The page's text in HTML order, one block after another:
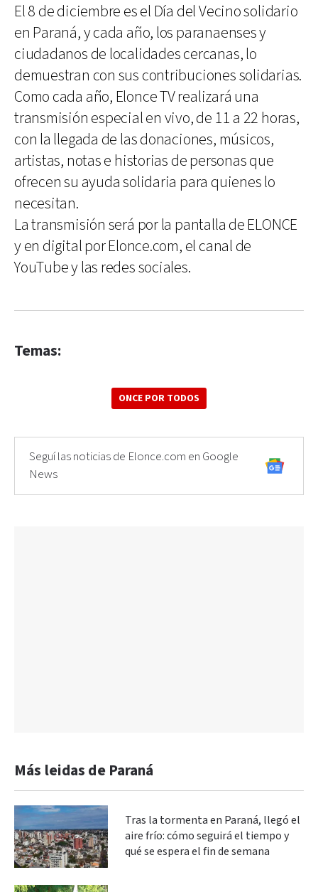
El 8 de diciembre es el Día del Vecino solidario
en Paraná, y cada año, los paranaenses y
ciudadanos de localidades cercanas, lo
demuestran con sus contribuciones solidarias.
Como cada año, Elonce TV realizará una
transmisión especial en vivo, de 11 a 22 horas,
con la llegada de las donaciones, músicos,
artistas, notas e historias de personas que
ofrecen su ayuda solidaria para quienes lo
necesitan.
La transmisión será por la pantalla de ELONCE
y en digital por Elonce.com, el canal de
YouTube y las redes sociales.
Temas:
ONCE POR TODOS
Seguí las noticias de Elonce.com en Google
News
Más leidas de Paraná
Tras la tormenta en Paraná, llegó el
aire frío: cómo seguirá el tiempo y
qué se espera el fin de semana